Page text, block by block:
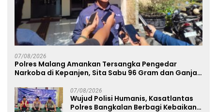
07/08/2026
Polres Malang Amankan Tersangka Pengedar
Narkoba di Kepanjen, Sita Sabu 96 Gram dan Ganja
07/08/2026
Wujud Polisi Humanis, Kasatlantas
Polres Bangkalan Berbagi Kebaikan